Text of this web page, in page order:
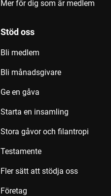
Mer för dig som är medlem
Stöd oss
Bli medlem
Bli månadsgivare
Ge en gåva
Starta en insamling
Stora gåvor och filantropi
Testamente
Fler sätt att stödja oss
Företag